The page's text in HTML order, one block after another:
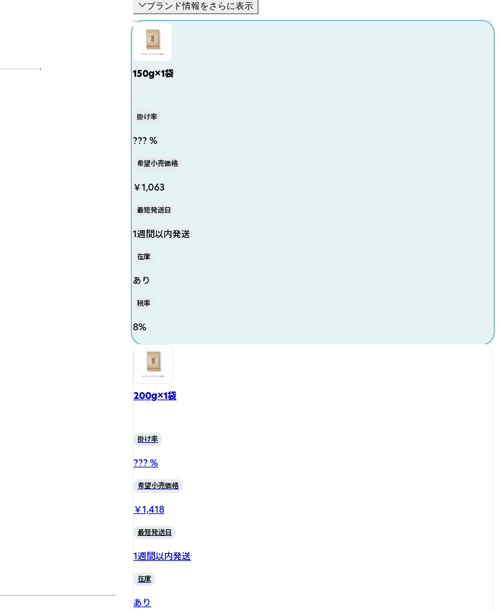
ブランド情報をさらに表示
150g×1袋
掛け率
??? %
希望小売価格
￥1,063
最短発送日
1週間以内発送
在庫
あり
税率
8%
200g×1袋
掛け率
??? %
希望小売価格
￥1,418
最短発送日
1週間以内発送
在庫
あり